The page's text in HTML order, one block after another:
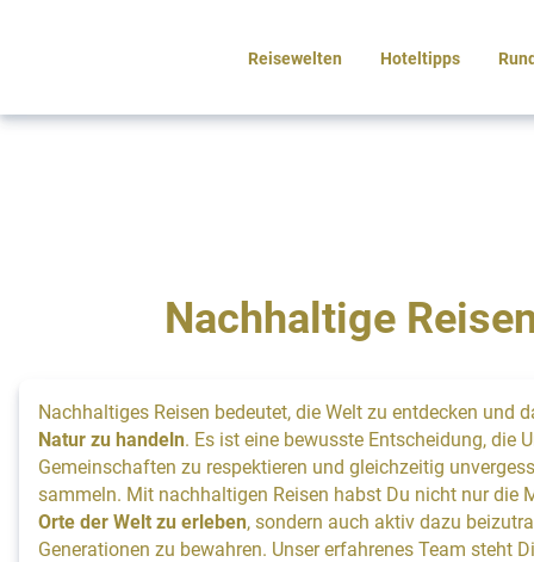
Reisewelten Hoteltipps
Nachhaltiges
Nachhaltige
Nachhaltiges Reisen bedeutet, die Welt zu entdecken und
Natur zu handeln. Es ist eine bewusste Entscheidung, die
Gemeinschaften zu respektieren und gleichzeitig
sammeln. Mit nachhaltigen Reisen habst Du nicht nur die
Orte der Welt zu erleben, sondern auch aktiv dazu
Generationen zu bewahren. Unser erfahrenes Team steht